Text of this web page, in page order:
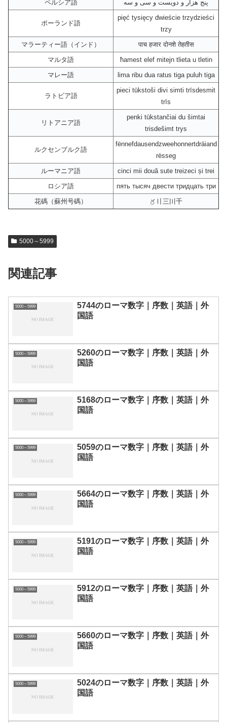
ペルシア語 پنج هزار و دویست و سی و سه
ポーランド語
pięć tysięcy dwieście trzydzieści
trzy
マラーティー語（インド）
पाच हजार दोनशे तेहतीस
マルタ語
ħamest elef mitejn tlieta u tletin
マレー語
lima ribu dua ratus tiga puluh tiga
ラトビア語
pieci tūkstoši divi simti trīsdesmit
trīs
リトアニア語
penki tūkstančiai du šimtai
trisdešimt trys
ルクセンブルク語
fënnefdausendzweehonnertdräiand
rësseg
ルーマニア語
cinci mii două sute treizeci și trei
ロシア語
пять тысяч двести тридцать три
花碼（蘇州号碼）
〥〢三〣千
5000～5999
関連記事
5000～5999
5744のローマ数字｜序数｜英語｜外
国語
5000～5999
5260のローマ数字｜序数｜英語｜外
国語
5000～5999
5168のローマ数字｜序数｜英語｜外
国語
5000～5999
5059のローマ数字｜序数｜英語｜外
国語
5000～5999
5664のローマ数字｜序数｜英語｜外
国語
5000～5999
5191のローマ数字｜序数｜英語｜外
国語
5000～5999
5912のローマ数字｜序数｜英語｜外
国語
5000～5999
5660のローマ数字｜序数｜英語｜外
国語
5000～5999
5024のローマ数字｜序数｜英語｜外
国語